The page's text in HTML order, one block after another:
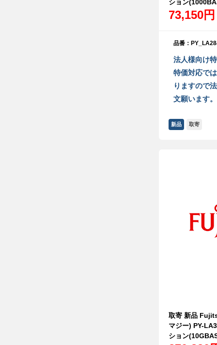
ション
73,150円
品番：
法人様向け
特価対応で
りますので
文願います。
新品 取寄
取寄 新品
マジー) PY-
ション